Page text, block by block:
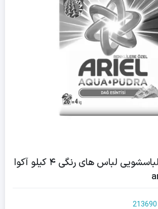
پودر ماشین لباسشویی لباس های رنگی ۴ کیلو آکوا
213690